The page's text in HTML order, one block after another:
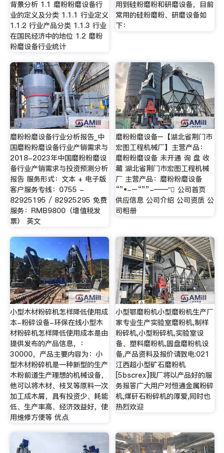
背景分析 1.1 磨粉粉磨设备行
业的定义及分类 1.1.1 行业定义
1.1.2 行业产品分类 1.1.3 行业
在国民经济中的地位 1.2 磨粉
粉磨设备行业统计
用到硅粉磨粉和研磨设备，目前
常用的硅粉磨粉、研磨设备如
下：
磨粉粉磨设备行业分析报告_中
国磨粉粉磨设备行业产销需求与
2018-2023年中国磨粉粉磨设
备行业产销需求与投资预测分析
报告 服务形式：文本 + 电子版
客户服务专线：0755 -
82925195 / 82925295 免费
服务：RMB9800（增值税发
票） 英文
磨粉粉磨设备–【湖北省荆门市
宏图工程机械厂】主营产品：
磨粉粉磨设备 未开通 询 盘 收
藏 湖北省荆门市宏图工程机械
厂 主营产品：磨粉粉磨设备
“”•-–“””-——“⃜ 公司首页
供应信息 公司介绍 公司资质 公
司相册
小型木材粉碎机怎样降低使用成
本-粉碎设备-环保在线小型木
材粉碎机怎样降低使用成本是由
提供发布的产品信息，：
30000，产品主要内容为：小
型木材粉碎机是一种新型的生产
木粉前道生产理想的机械设备，
他可以将木材、枝叉等原料一次
加工成木屑，具有投资少、耗能
低、生产率高、经济效益好，使
用维修方便等 优点
小型鄂磨粉机小型磨粉机生产厂
家专业生产实验室磨粉机,制样
粉碎机,小型粉碎机,实验室设
备、塑料磨粉机,圆盘磨粉机设
备,产品资料及报价请致电:021
江西超小型矿石磨粉机
[5bscrex]我厂将以产品好的服
务报答广大用户对恒通金属粉碎
机,煤矸石粉碎机的厚爱,同时也
热烈欢迎